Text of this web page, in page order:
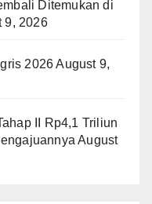
Ditemukan di
9, 2026
2026 August 9,
II Rp4,1 Triliun
August